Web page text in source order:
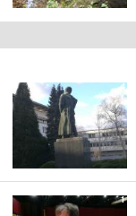
4
1